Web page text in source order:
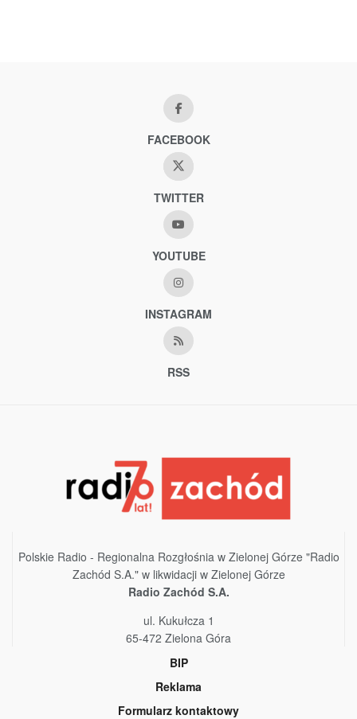
FACEBOOK
TWITTER
YOUTUBE
INSTAGRAM
RSS
Polskie Radio - Regionalna Rozgłośnia w Zielonej Górze "Radio
Zachód S.A." w likwidacji w Zielonej Górze
Radio Zachód S.A.
ul. Kukułcza 1
65-472 Zielona Góra
BIP
Reklama
Formularz kontaktowy